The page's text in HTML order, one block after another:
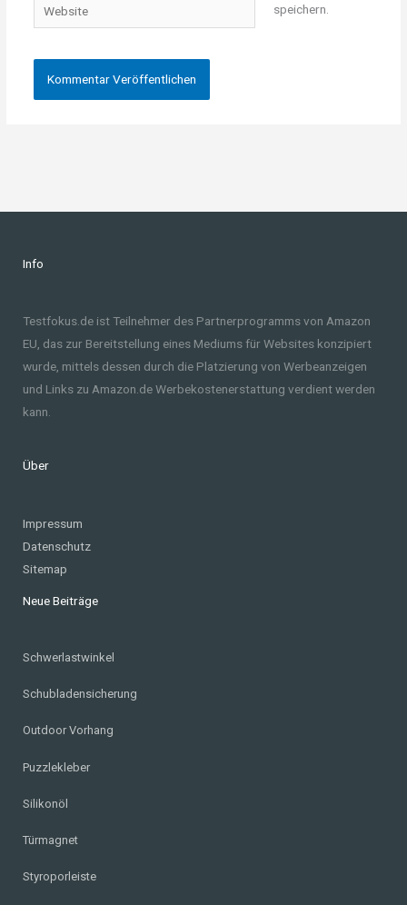
Website
speichern.
Info
Testfokus.de ist Teilnehmer des Partnerprogramms von Amazon
EU, das zur Bereitstellung eines Mediums für Websites konzipiert
wurde, mittels dessen durch die Platzierung von Werbeanzeigen
und Links zu Amazon.de Werbekostenerstattung verdient werden
kann.
Über
Impressum
Datenschutz
Sitemap
Neue Beiträge
Schwerlastwinkel
Schubladensicherung
Outdoor Vorhang
Puzzlekleber
Silikonöl
Türmagnet
Styroporleiste